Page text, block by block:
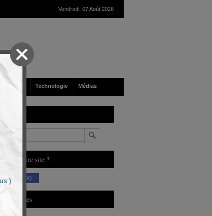
Vendredi, 07 Août 2026
Société Technologie Médias
aimez notre site ?
(230 K)
Articles
)